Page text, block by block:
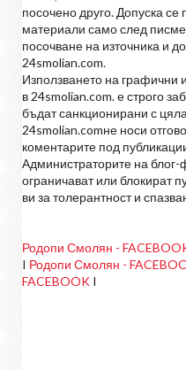
посочено друго. Допуска се
материали само след
посочване на източника и
24smolian.com.
Използването на графични
в 24smolian.com. е строго
бъдат санкционирани с
24smolian.comне носи
коментарите под
Администраторите на
ограничават или блокират
ви за толерантност и
Родопи Смолян -
I Родопи Смолян -
FACEBOOK I